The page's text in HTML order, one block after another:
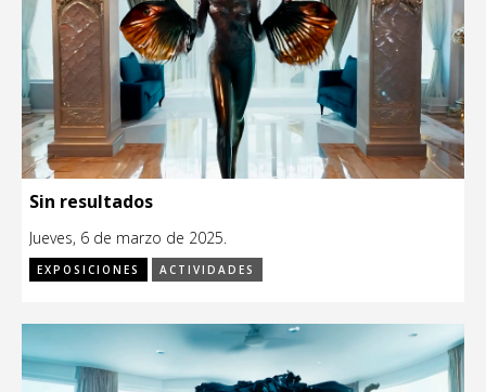
Sin resultados
Jueves, 6 de marzo de 2025.
EXPOSICIONES ACTIVIDADES